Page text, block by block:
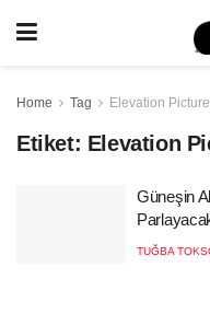
Home Tag Elevation
Etiket: Elevation
Güneşin
TUĞBA